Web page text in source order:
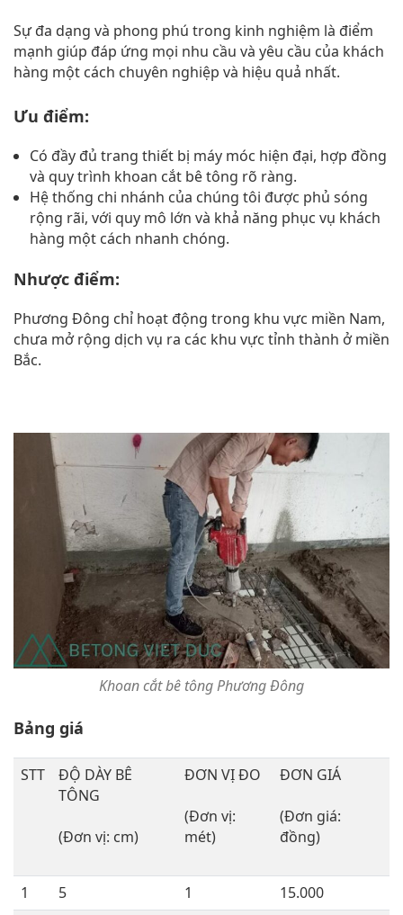
Sự đa dạng và phong phú trong kinh nghiệm là điểm
mạnh giúp đáp ứng mọi nhu cầu và yêu cầu của khách
hàng một cách chuyên nghiệp và hiệu quả nhất.
Ưu điểm:
Có đầy đủ trang thiết bị máy móc hiện đại, hợp đồng
và quy trình khoan cắt bê tông rõ ràng.
Hệ thống chi nhánh của chúng tôi được phủ sóng
rộng rãi, với quy mô lớn và khả năng phục vụ khách
hàng một cách nhanh chóng.
Nhược điểm:
Phương Đông chỉ hoạt động trong khu vực miền Nam,
chưa mở rộng dịch vụ ra các khu vực tỉnh thành ở miền
Bắc.
Khoan cắt bê tông Phương Đông
Bảng giá
STT
ĐỘ DÀY BÊ
TÔNG
(Đơn vị: cm)
ĐƠN VỊ ĐO
(Đơn vị:
mét)
ĐƠN GIÁ
(Đơn giá:
đồng)
1 5 1
15.000